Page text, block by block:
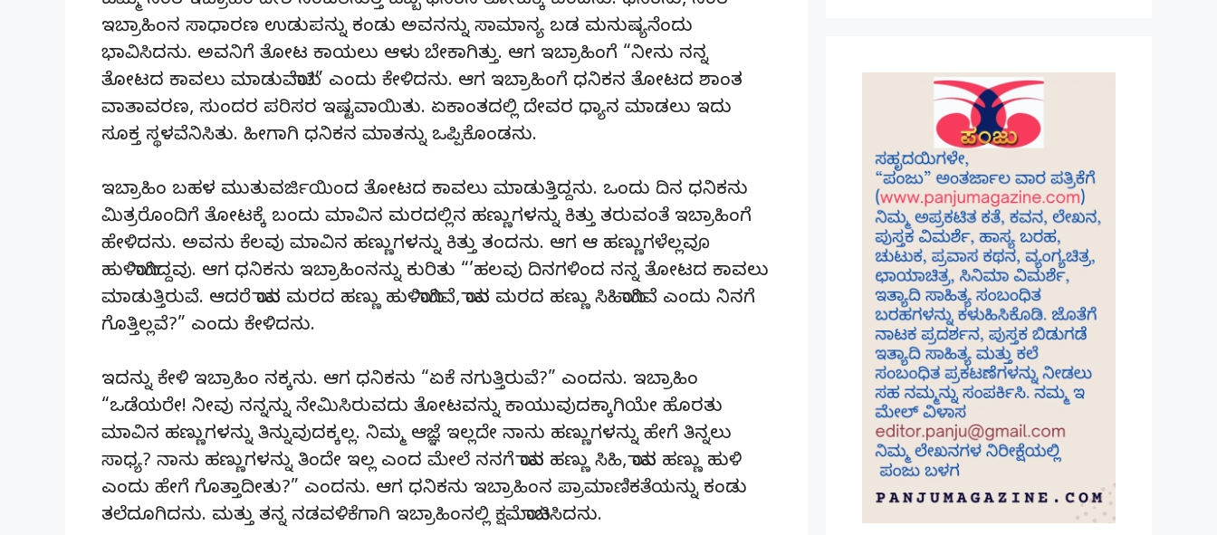
ಇಬ್ರಾಹಿಂನ ಸಾಧಾರಣ ಉಡುಪನ್ನು ಕಂಡು ಅವನನ್ನು ಸಾಮಾನ್ಯ ಬಡ ಮನುಷ್ಯನೆಂದು
ಭಾವಿಸಿದನು. ಅವನಿಗೆ ತೋಟ ಕಾಯಲು ಆಳು ಬೇಕಾಗಿತ್ತು. ಆಗ ಇಬ್ರಾಹಿಂಗೆ “ನೀನು ನನ್ನ
ತೋಟದ ಕಾವಲು ಮಾಡುವೆಯಾ?” ಎಂದು ಕೇಳಿದನು. ಆಗ ಇಬ್ರಾಹಿಂಗೆ ಧನಿಕನ ತೋಟದ ಶಾಂತ
ವಾತಾವರಣ, ಸುಂದರ ಪರಿಸರ ಇಷ್ಟವಾಯಿತು. ಏಕಾಂತದಲ್ಲಿ ದೇವರ ಧ್ಯಾನ ಮಾಡಲು ಇದು
ಸೂಕ್ತ ಸ್ಥಳವೆನಿಸಿತು. ಹೀಗಾಗಿ ಧನಿಕನ ಮಾತನ್ನು ಒಪ್ಪಿಕೊಂಡನು.
ಇಬ್ರಾಹಿಂ ಬಹಳ ಮುತುವರ್ಜಿಯಿಂದ ತೋಟದ ಕಾವಲು ಮಾಡುತ್ತಿದ್ದನು. ಒಂದು ದಿನ ಧನಿಕನು
ಮಿತ್ರರೊಂದಿಗೆ ತೋಟಕ್ಕೆ ಬಂದು ಮಾವಿನ ಮರದಲ್ಲಿನ ಹಣ್ಣುಗಳನ್ನು ಕಿತ್ತು ತರುವಂತೆ ಇಬ್ರಾಹಿಂಗೆ
ಹೇಳಿದನು. ಅವನು ಕೆಲವು ಮಾವಿನ ಹಣ್ಣುಗಳನ್ನು ಕಿತ್ತು ತಂದನು. ಆಗ ಆ ಹಣ್ಣುಗಳೆಲ್ಲವೂ
ಹುಳಿಯಾಗಿದ್ದವು. ಆಗ ಧನಿಕನು ಇಬ್ರಾಹಿಂನನ್ನು ಕುರಿತು “’ಹಲವು ದಿನಗಳಿಂದ ನನ್ನ ತೋಟದ ಕಾವಲು
ಮಾಡುತ್ತಿರುವೆ. ಆದರೆ ಯಾವ ಮರದ ಹಣ್ಣು ಹುಳಿಯಾಗಿವೆ, ಯಾವ ಮರದ ಹಣ್ಣು ಸಿಹಿಯಾಗಿವೆ ಎಂದು ನಿನಗೆ
ಗೊತ್ತಿಲ್ಲವೆ?” ಎಂದು ಕೇಳಿದನು.
ಇದನ್ನು ಕೇಳಿ ಇಬ್ರಾಹಿಂ ನಕ್ಕನು. ಆಗ ಧನಿಕನು “ಏಕೆ ನಗುತ್ತಿರುವೆ?” ಎಂದನು. ಇಬ್ರಾಹಿಂ
“ಒಡೆಯರೇ! ನೀವು ನನ್ನನ್ನು ನೇಮಿಸಿರುವದು ತೋಟವನ್ನು ಕಾಯುವುದಕ್ಕಾಗಿಯೇ ಹೊರತು
ಮಾವಿನ ಹಣ್ಣುಗಳನ್ನು ತಿನ್ನುವುದಕ್ಕಲ್ಲ. ನಿಮ್ಮ ಆಜ್ಞೆ ಇಲ್ಲದೇ ನಾನು ಹಣ್ಣುಗಳನ್ನು ಹೇಗೆ ತಿನ್ನಲು
ಸಾಧ್ಯ? ನಾನು ಹಣ್ಣುಗಳನ್ನು ತಿಂದೇ ಇಲ್ಲ ಎಂದ ಮೇಲೆ ನನಗೆ ಯಾವ ಹಣ್ಣು ಸಿಹಿ, ಯಾವ ಹಣ್ಣು ಹುಳಿ
ಎಂದು ಹೇಗೆ ಗೊತ್ತಾದೀತು?” ಎಂದನು. ಆಗ ಧನಿಕನು ಇಬ್ರಾಹಿಂನ ಪ್ರಾಮಾಣಿಕತೆಯನ್ನು ಕಂಡು
ತಲೆದೂಗಿದನು. ಮತ್ತು ತನ್ನ ನಡವಳಿಕೆಗಾಗಿ ಇಬ್ರಾಹಿಂನಲ್ಲಿ ಕ್ಷಮೆಯಾಚಿಸಿದನು.